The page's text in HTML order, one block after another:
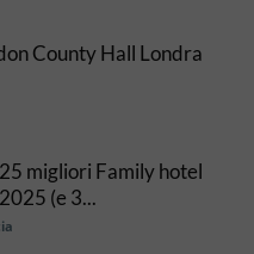
County Hall Londra
migliori Family hotel
(e 3...